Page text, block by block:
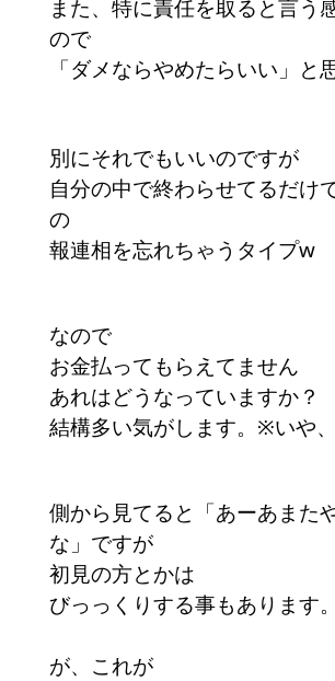
また、特に責任を取ると言う
ので
「ダメならやめたらいい」と
別にそれでもいいのですが
自分の中で終わらせてるだけ
の
報連相を忘れちゃうタイプw
なので
お金払ってもらえてません
あれはどうなっていますか
結構多い気がします。※いや
側から見てると「あーあまた
な」ですが
初見の方とかは
びっっくりする事もあります。
が、これが